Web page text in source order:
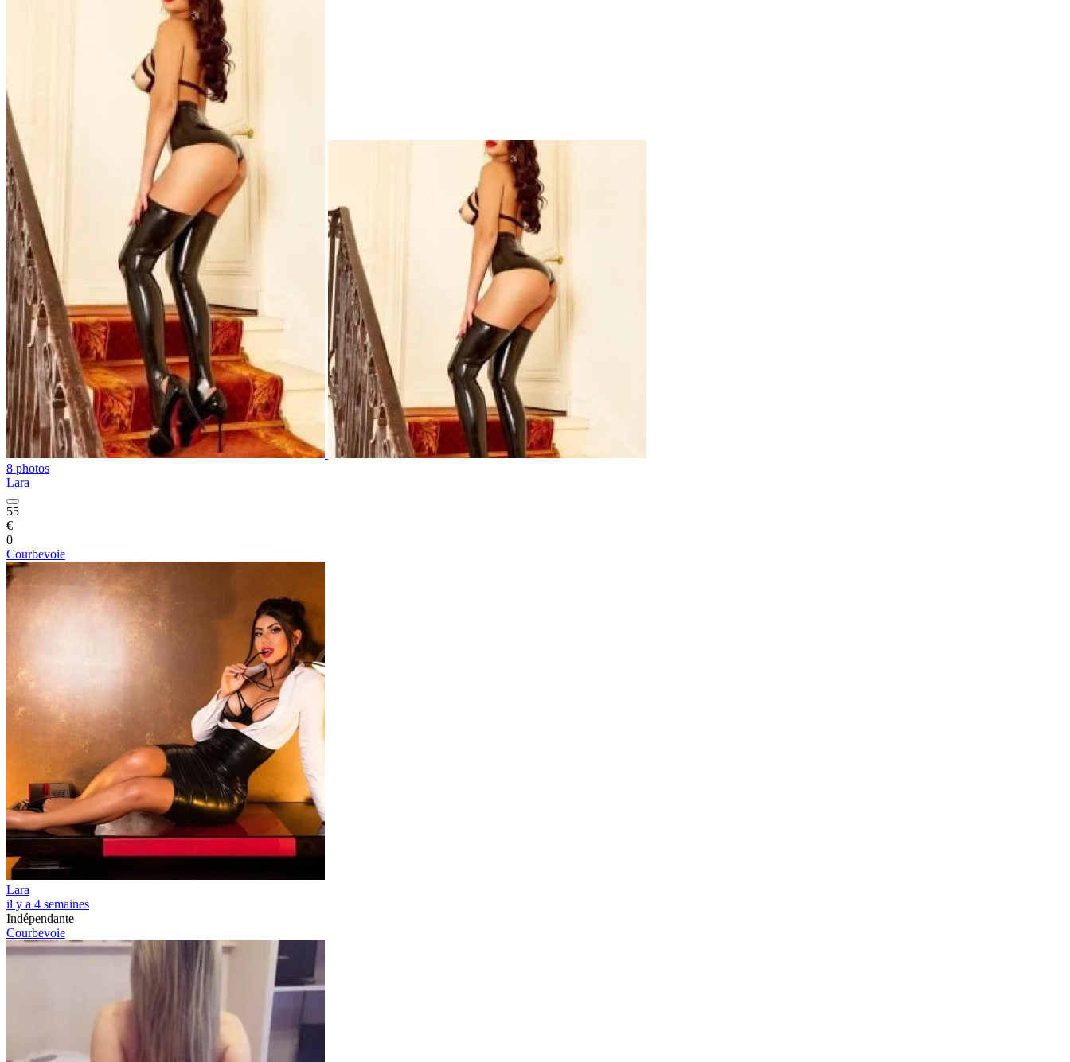
8 photos
Lara
55
€
0
Courbevoie
Lara
il y a 4 semaines
Indépendante
Courbevoie